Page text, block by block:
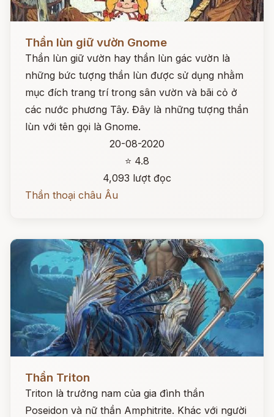
Đọc ngay
Thần lùn giữ vườn Gnome
Thần lùn giữ vườn hay thần lùn gác vườn là
những bức tượng thần lùn được sử dụng nhằm
mục đích trang trí trong sân vườn và bãi cỏ ở
các nước phương Tây. Đây là những tượng thần
lùn với tên gọi là Gnome.
20-08-2020
⭐ 4.8
4,093 lượt đọc
Thần thoại châu Âu
Đọc ngay
Thần Triton
Triton là trưởng nam của gia đình thần
Poseidon và nữ thần Amphitrite. Khác với người